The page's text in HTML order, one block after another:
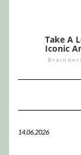
14.06.2026